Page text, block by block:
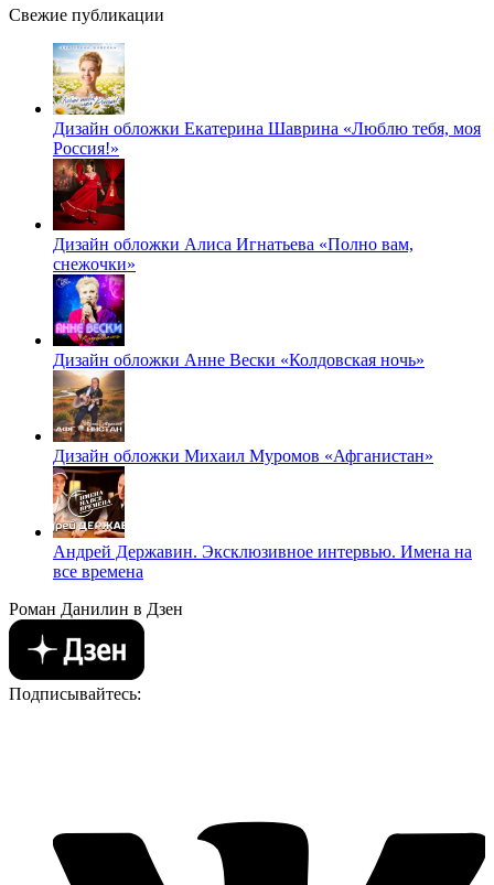
Свежие публикации
Дизайн обложки Екатерина Шаврина «Люблю тебя, моя
Россия!»
Дизайн обложки Алиса Игнатьева «Полно вам,
снежочки»
Дизайн обложки Анне Вески «Колдовская ночь»
Дизайн обложки Михаил Муромов «Афганистан»
Андрей Державин. Эксклюзивное интервью. Имена на
все времена
Роман Данилин в Дзен
Подписывайтесь: